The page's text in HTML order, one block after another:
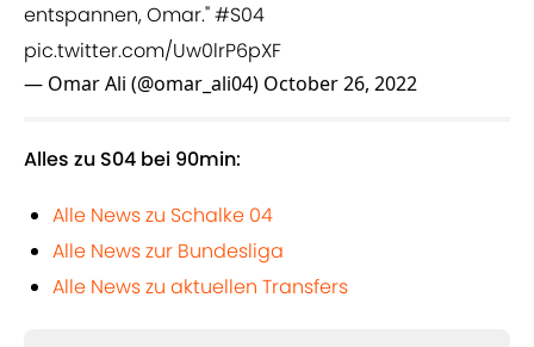
entspannen, Omar."#S04
pic.twitter.com/Uw0lrP6pXF
— Omar Ali (@omar_ali04) October 26, 2022
Alles zu S04 bei 90min:
Alle News zu Schalke 04
Alle News zur Bundesliga
Alle News zu aktuellen Transfers